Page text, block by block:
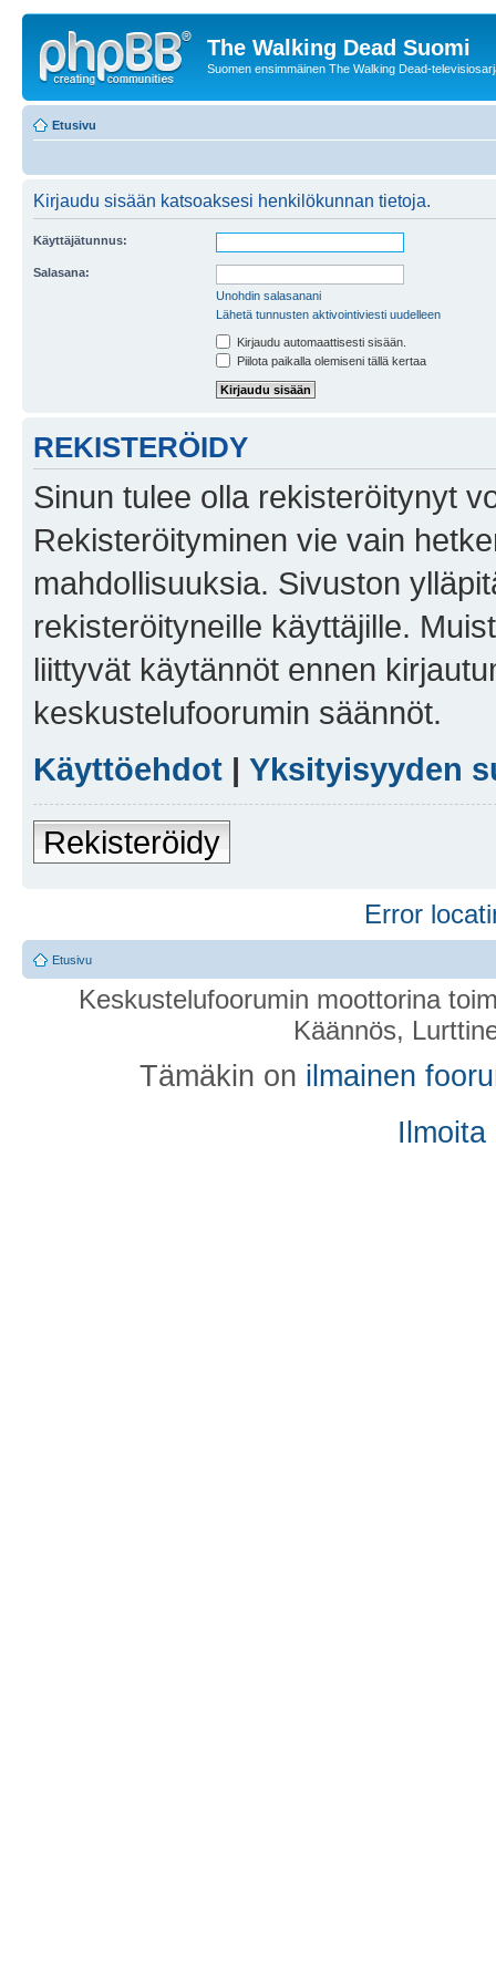
The Walking Dead Suomi
Suomen ensimmäinen The Walking Dead-
Etusivu
Kirjaudu sisään katsoaksesi henkilökunnan tietoja.
Käyttäjätunnus:
Salasana:
Unohdin salasanani
Lähetä tunnusten aktivointiviesti uudelleen
Kirjaudu automaattisesti sisään.
Piilota paikalla olemiseni tällä kertaa
REKISTERÖIDY
Sinun tulee olla rekisteröitynyt
Rekisteröityminen vie vain
mahdollisuuksia. Sivuston
rekisteröityneille käyttäjille.
liittyvät käytännöt ennen
keskustelufoorumin säännöt.
Käyttöehdot | Yksityisyyden
Rekisteröidy
Error
Etusivu
Keskustelufoorumin moottorina
Käännös,
Tämäkin on ilmainen